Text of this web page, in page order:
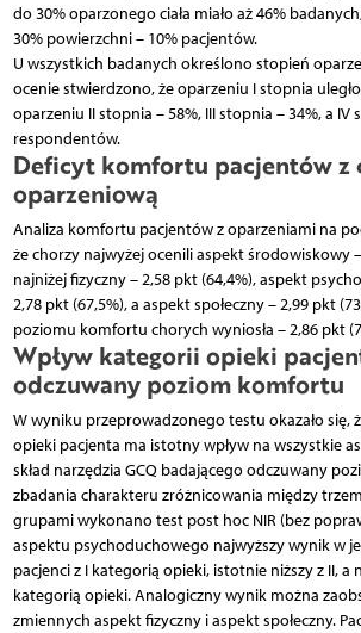
do 30% oparzonego ciała miało aż 46%
30% powierzchni – 10% pacjentów.
U wszystkich badanych określono stopień
ocenie stwierdzono, że oparzeniu I stopnia
oparzeniu II stopnia – 58%, III stopnia – 34%, a IV
respondentów.
Deficyt komfortu pacjentów z
oparzeniową
Analiza komfortu pacjentów z oparzeniami na
że chorzy najwyżej ocenili aspekt środowiskowy
najniżej fizyczny – 2,58 pkt (64,4%), aspekt
2,78 pkt (67,5%), a aspekt społeczny – 2,99 pkt
poziomu komfortu chorych wyniosła – 2,86 pkt
Wpływ kategorii opieki
odczuwany poziom komfortu
W wyniku przeprowadzonego testu okazało się,
opieki pacjenta ma istotny wpływ na wszystkie
skład narzędzia GCQ badającego odczuwany
zbadania charakteru zróżnicowania między
grupami wykonano test post hoc NIR (bez
aspektu psychoduchowego najwyższy wynik w
pacjenci z I kategorią opieki, istotnie niższy z II, a
kategorią opieki. Analogiczny wynik można
zmiennych aspekt fizyczny i aspekt społeczny.